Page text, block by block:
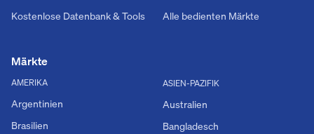
Kostenlose Datenbank & Tools
Alle bedienten Märkte
Märkte
AMERIKA
Argentinien
Brasilien
ASIEN-PAZIFIK
Australien
Bangladesch